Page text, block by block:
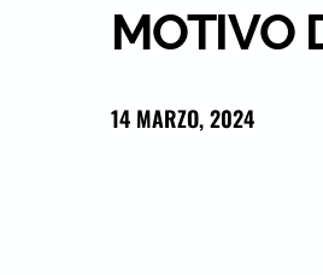
MOTIVO
14 MARZO, 2024